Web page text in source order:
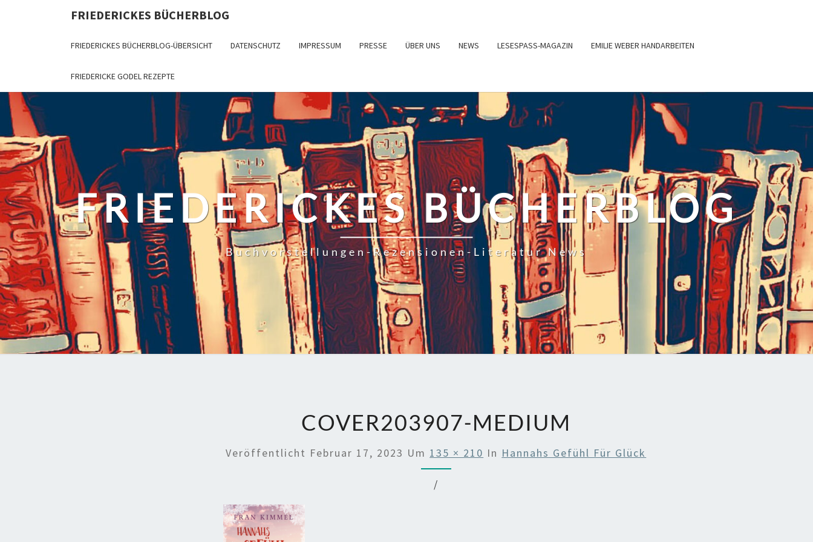
FRIEDERICKES BÜCHERBLOG
FRIEDERICKES BÜCHERBLOG-ÜBERSICHT DATENSCHUTZ IMPRESSUM PRESSE ÜBER UNS NEWS LESESPASS-MAGAZIN EMILIE WEBER HANDARBEITEN
FRIEDERICKE GODEL REZEPTE
FRIEDERICKES BÜCHERBLOG
Buchvorstellungen-Rezensionen-Literatur News
COVER203907-MEDIUM
Veröffentlicht Februar 17, 2023 Um 135 × 210 In Hannahs Gefühl Für Glück
/